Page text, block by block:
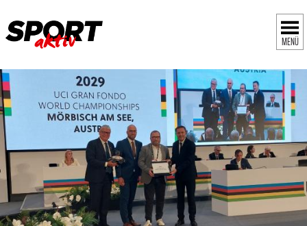
MENÜ